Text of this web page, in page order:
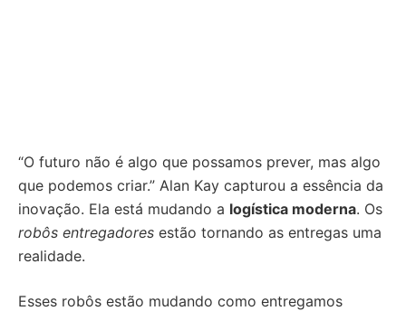
“O futuro não é algo que possamos prever, mas algo
que podemos criar.” Alan Kay capturou a essência da
inovação. Ela está mudando a logística moderna. Os
robôs entregadores estão tornando as entregas uma
realidade.
Esses robôs estão mudando como entregamos